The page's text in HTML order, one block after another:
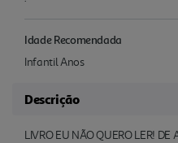
Idade Recomendada
Infantil Anos
Descrição
LIVRO EU NÃO QUERO LER! DE